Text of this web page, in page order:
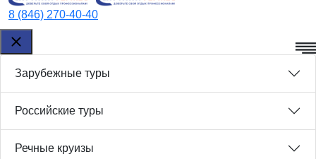
8 (846) 270-40-40
Зарубежные туры
Российские туры
Речные круизы